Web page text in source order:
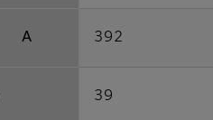
A 392
39